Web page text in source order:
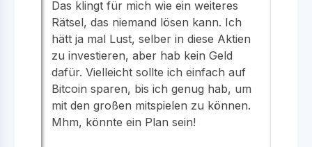
Das klingt für mich wie ein weiteres
Rätsel, das niemand lösen kann. Ich
hätt ja mal Lust, selber in diese Aktien
zu investieren, aber hab kein Geld
dafür. Vielleicht sollte ich einfach auf
Bitcoin sparen, bis ich genug hab, um
mit den großen mitspielen zu können.
Mhm, könnte ein Plan sein!